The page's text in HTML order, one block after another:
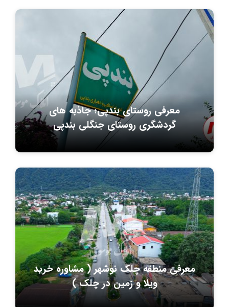
معرفی روستای بندپی؛ جاذبه های
گردشگری روستای جنگلی بندپی
معرفی منطقه چلک نوشهر ( مشاوره خرید
ویلا و زمین در چلک )